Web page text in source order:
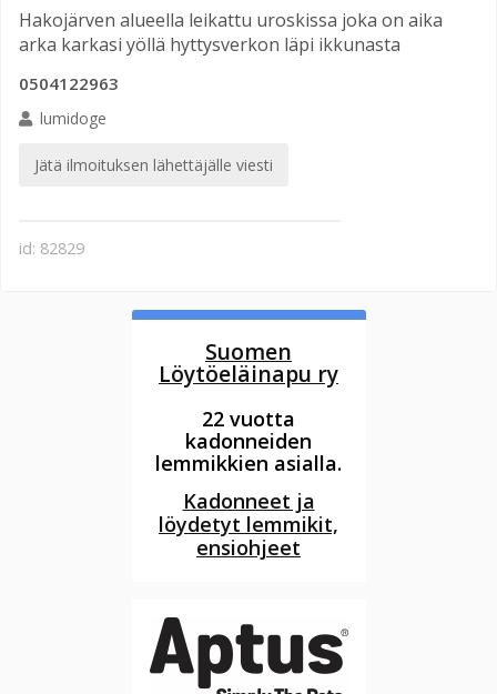
Hakojärven alueella leikattu uroskissa joka on aika
arka karkasi yöllä hyttysverkon läpi ikkunasta
0504122963
lumidoge
Jätä ilmoituksen lähettäjälle viesti
id: 82829
Suomen
Löytöeläinapu ry
22 vuotta
kadonneiden
lemmikkien asialla.
Kadonneet ja
löydetyt lemmikit,
ensiohjeet